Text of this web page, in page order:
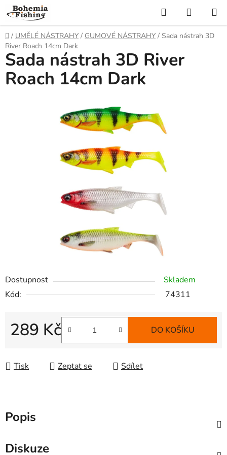
Přejít
na
obsah
Hledat
KOŠÍK
Domů
/ UMĚLÉ NÁSTRAHY / GUMOVÉ NÁSTRAHY / Sada nástrah 3D
River Roach 14cm Dark
Dostupnost
Skladem
Kód:
74311
289 Kč DO KOŠÍKU
Tisk Zeptat se Sdílet
Sada nástrah 3D River
Roach 14cm Dark
Popis
Diskuze